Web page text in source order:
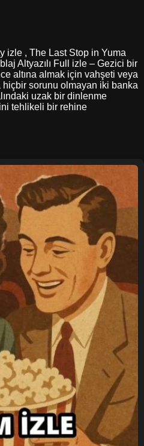
izle , The Last Stop in Yuma
Altyazılı Full izle – Gezici bir
altına almak için vahşeti veya
sorunu olmayan iki banka
uzak bir dinlenme
tehlikeli bir rehine